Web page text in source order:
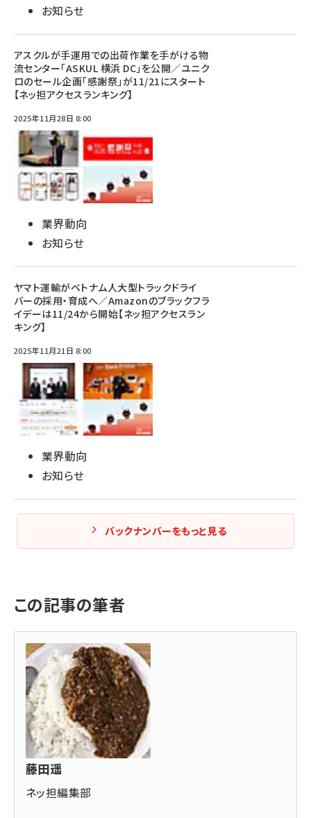
お知らせ
アスクルが手運用での出荷作業を手がける物
流センター「ASKUL 横浜 DC」を公開／ユニク
ロのセール企画「感謝祭」が11/21にスタート
【ネッ担アクセスランキング】
2025年11月28日 8:00
業界動向
お知らせ
ヤマト運輸がベトナム人大型トラックドライ
バーの採用・育成へ／Amazonのブラックフラ
イデーは11/24から開始【ネッ担アクセスラン
キング】
2025年11月21日 8:00
業界動向
お知らせ
バックナンバーをもっと見る
この記事の筆者
藤田遥
ネッ担編集部